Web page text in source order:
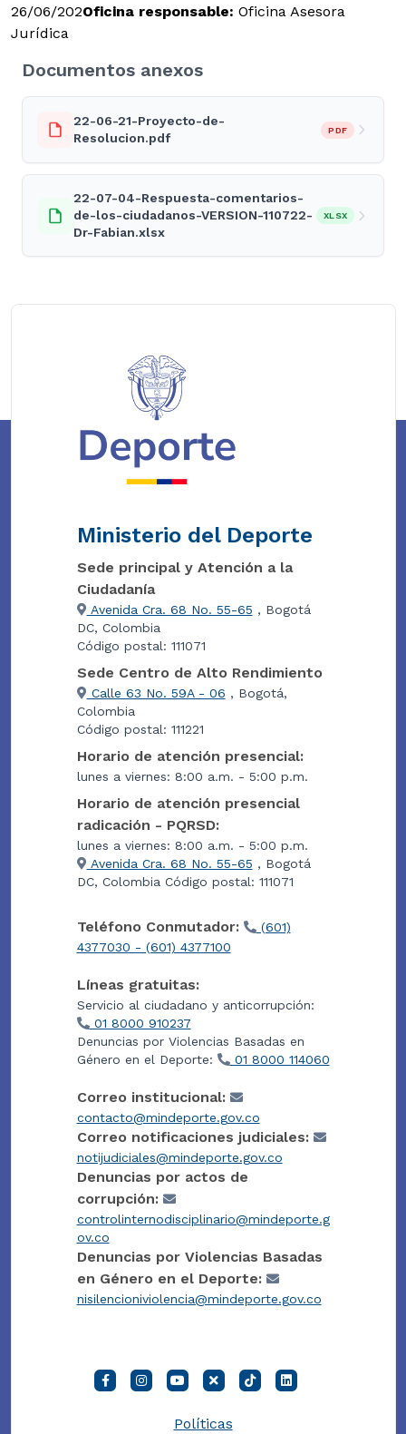
26/06/202Oficina responsable: Oficina Asesora
Jurídica
Documentos anexos
22-06-21-Proyecto-de-
Resolucion.pdf
PDF
22-07-04-Respuesta-comentarios-
de-los-ciudadanos-VERSION-110722-
Dr-Fabian.xlsx
XLSX
Ministerio del Deporte
Sede principal y Atención a la
Ciudadanía
Avenida Cra. 68 No. 55-65 , Bogotá
DC, Colombia
Código postal: 111071
Sede Centro de Alto Rendimiento
Calle 63 No. 59A - 06 , Bogotá,
Colombia
Código postal: 111221
Horario de atención presencial:
lunes a viernes: 8:00 a.m. - 5:00 p.m.
Horario de atención presencial
radicación - PQRSD:
lunes a viernes: 8:00 a.m. - 5:00 p.m.
Avenida Cra. 68 No. 55-65 , Bogotá
DC, Colombia Código postal: 111071
Teléfono Conmutador:
(601)
4377030 - (601) 4377100
Líneas gratuitas:
Servicio al ciudadano y anticorrupción:
01 8000 910237
Denuncias por Violencias Basadas en
Género en el Deporte:
01 8000 114060
Correo institucional:
contacto@mindeporte.gov.co
Correo notificaciones judiciales:
notijudiciales@mindeporte.gov.co
Denuncias por actos de
corrupción:
controlinternodisciplinario@mindeporte.g
ov.co
Denuncias por Violencias Basadas
en Género en el Deporte:
nisilencioniviolencia@mindeporte.gov.co
Políticas